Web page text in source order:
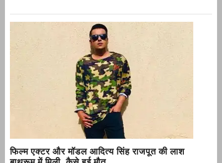
फिल्म एक्टर और मॉडल आदित्य सिंह राजपूत की लाश